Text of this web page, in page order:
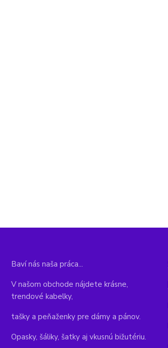
Baví nás naša práca...
V našom obchode nájdete krásne,
trendové kabelky,
tašky a peňaženky pre dámy a pánov.
Opasky, šáliky, šatky aj vkusnú bižutériu.